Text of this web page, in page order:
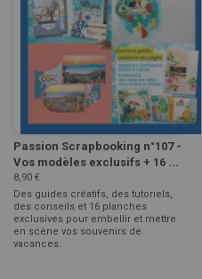
Passion Scrapbooking n°107 -
Vos modèles exclusifs + 16 ...
8,90 €
Des guides créatifs, des tutoriels,
des conseils et 16 planches
exclusives pour embellir et mettre
en scène vos souvenirs de
vacances.